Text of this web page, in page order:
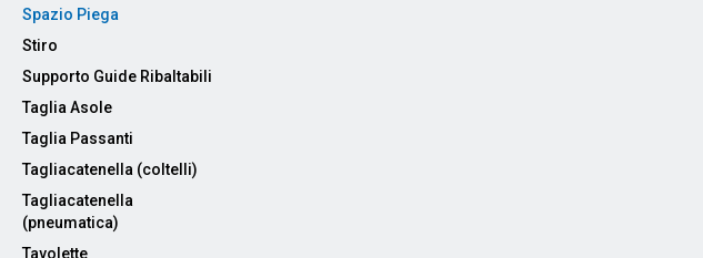
Spazio Piega
Stiro
Supporto Guide Ribaltabili
Taglia Asole
Taglia Passanti
Tagliacatenella (coltelli)
Tagliacatenella
(pneumatica)
Tavolette